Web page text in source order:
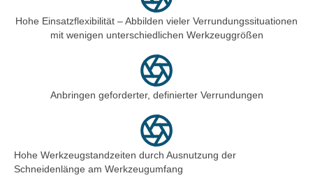
Hohe Einsatzflexibilität – Abbilden vieler Verrundungssituationen
mit wenigen unterschiedlichen Werkzeuggrößen
Anbringen geforderter, definierter Verrundungen
Hohe Werkzeugstandzeiten durch Ausnutzung der
Schneidenlänge am Werkzeugumfang